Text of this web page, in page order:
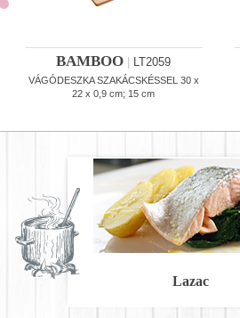
BAMBOO LT2059
VÁGÓDESZKA SZAKÁCSKÉSSEL 30 x
22 x 0,9 cm; 15 cm
Lazac